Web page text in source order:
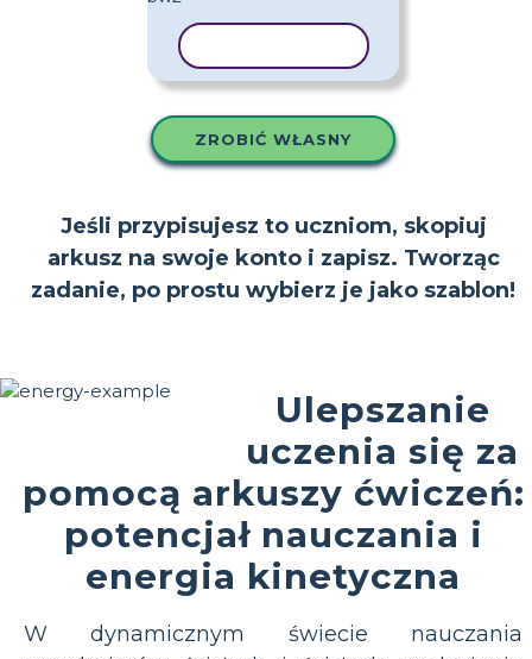
ZROBIĆ WŁASNY
Jeśli przypisujesz to uczniom, skopiuj
arkusz na swoje konto i zapisz. Tworząc
zadanie, po prostu wybierz je jako szablon!
Ulepszanie
uczenia się za
pomocą arkuszy ćwiczeń:
potencjał nauczania i
energia kinetyczna
W dynamicznym świecie nauczania